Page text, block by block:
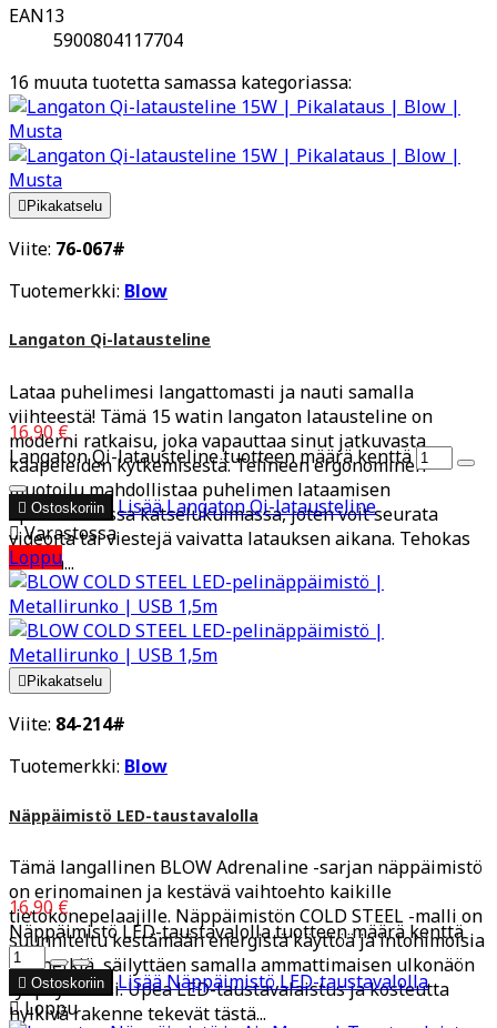
EAN13
5900804117704
16 muuta tuotetta samassa kategoriassa:
Pikakatselu
Viite: 76-067#
Tuotemerkki: Blow
Langaton Qi-latausteline
Lataa puhelimesi langattomasti ja nauti samalla
viihteestä! Tämä 15 watin langaton latausteline on
moderni ratkaisu, joka vapauttaa sinut jatkuvasta
kaapeleiden kytkemisestä. Telineen ergonominen
muotoilu mahdollistaa puhelimen lataamisen
optimaalisessa katselukulmassa, joten voit seurata
videoita tai viestejä vaivatta latauksen aikana. Tehokas
15 W:n...
16,90 €
Langaton Qi-latausteline tuotteen määrä kenttä
 Ostoskoriin LisääLangaton Qi-latausteline
Varastossa
Loppu
 Pikakatselu
Viite: 84-214#
Tuotemerkki: Blow
Näppäimistö LED-taustavalolla
Tämä langallinen BLOW Adrenaline -sarjan näppäimistö
on erinomainen ja kestävä vaihtoehto kaikille
tietokonepelaajille. Näppäimistön COLD STEEL -malli on
suunniteltu kestämään energistä käyttöä ja intohimoisia
pelihetkiä, säilyttäen samalla ammattimaisen ulkonäön
työpöydälläsi. Upea LED-taustavalaistus ja kosteutta
hylkivä rakenne tekevät tästä...
16,90 €
Näppäimistö LED-taustavalolla tuotteen määrä kenttä
 Ostoskoriin LisääNäppäimistö LED-taustavalolla
Loppu